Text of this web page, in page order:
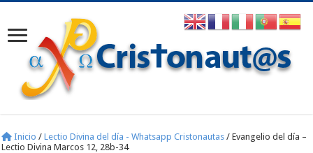
Inicio / Lectio Divina del día - Whatsapp Cristonautas / Evangelio del día –
Lectio Divina Marcos 12, 28b-34